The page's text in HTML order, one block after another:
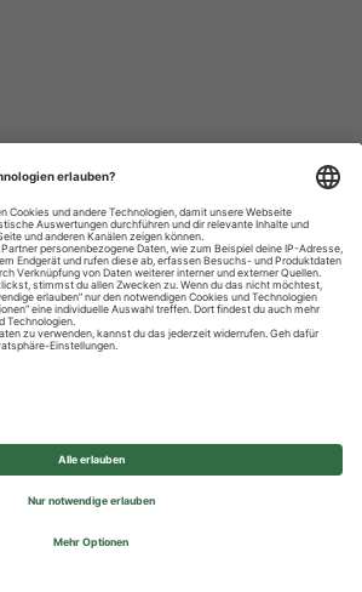
Datenschutzhinweise
Impressum
Einstellungen
Group - All rights reserved